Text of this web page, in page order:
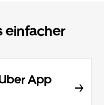
einfacher
App